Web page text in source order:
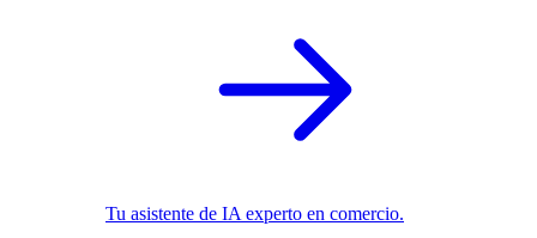
Tu asistente de IA experto en comercio.